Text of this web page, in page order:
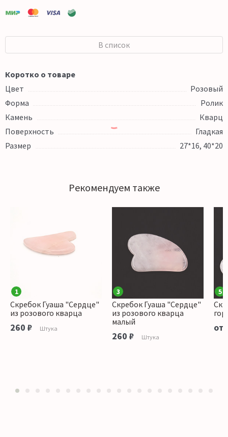
В список
Коротко о товаре
Цвет
Розовый
Форма
Ролик
Камень
Кварц
Поверхность
Гладкая
Размер
27*16, 40*20
Рекомендуем также
1
Скребок Гуаша "Сердце"
из розового кварца
260 ₽ Штука
3
Скребок Гуаша "Сердце"
из розового кварца
малый
260 ₽ Штука
5
от